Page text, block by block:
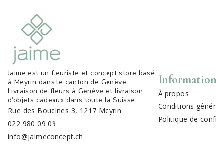
Jaime est un fleuriste et concept store basé
à Meyrin dans le canton de Genève.
Livraison de fleurs à Genève et livraison
d’objets cadeaux dans toute la Suisse.
Rue des Boudines 3, 1217 Meyrin
022 980 09 09
info@jaimeconcept.ch
À propos
Conditions
Politique de